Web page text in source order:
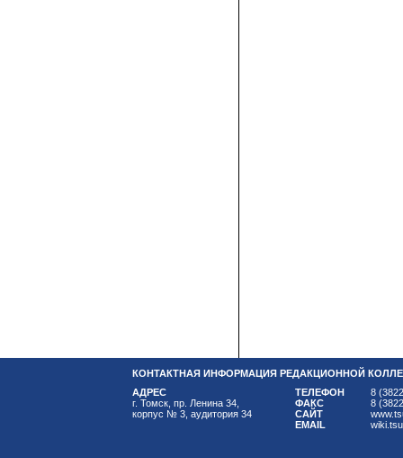
КОНТАКТНАЯ ИНФОРМАЦИЯ РЕДАКЦИОННОЙ
АДРЕС
г. Томск, пр. Ленина 34,
корпус № 3, аудитория 34
ТЕЛЕФОН
ФАКС
САЙТ
EMAIL
8
8